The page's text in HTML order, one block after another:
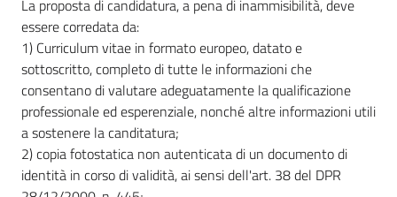
La proposta di candidatura, a pena di inammisibilità, deve
essere corredata da:
1) Curriculum vitae in formato europeo, datato e
sottoscritto, completo di tutte le informazioni che
consentano di valutare adeguatamente la qualificazione
professionale ed esperenziale, nonché altre informazioni utili
a sostenere la canditatura;
2) copia fotostatica non autenticata di un documento di
identità in corso di validità, ai sensi dell'art. 38 del DPR